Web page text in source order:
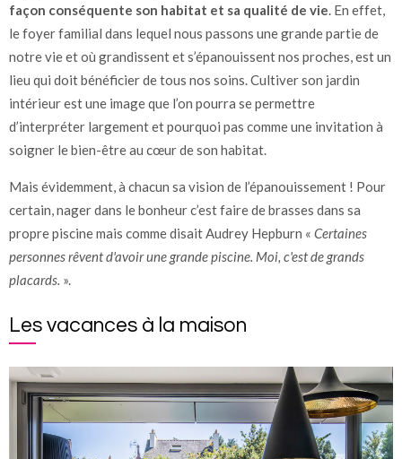
façon conséquente son habitat et sa qualité de vie. En effet,
le foyer familial dans lequel nous passons une grande partie de
notre vie et où grandissent et s’épanouissent nos proches, est un
lieu qui doit bénéficier de tous nos soins. Cultiver son jardin
intérieur est une image que l’on pourra se permettre
d’interpréter largement et pourquoi pas comme une invitation à
soigner le bien-être au cœur de son habitat.
Mais évidemment, à chacun sa vision de l’épanouissement ! Pour
certain, nager dans le bonheur c’est faire de brasses dans sa
propre piscine mais comme disait Audrey Hepburn « Certaines
personnes rêvent d'avoir une grande piscine. Moi, c'est de grands
placards. ».
Les vacances à la maison